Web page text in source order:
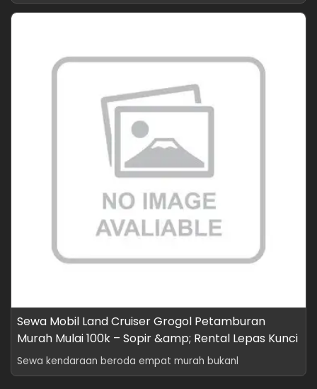
Sewa Mobil Land Cruiser Grogol Petamburan
Murah Mulai 100k – Sopir &amp; Rental Lepas Kunci
Sewa kendaraan beroda empat murah bukanl